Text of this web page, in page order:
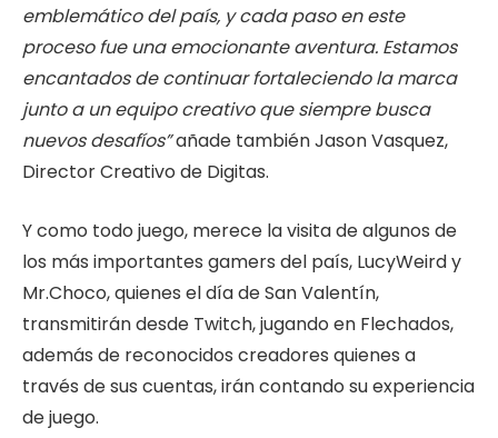
emblemático del país, y cada paso en este
proceso fue una emocionante aventura. Estamos
encantados de continuar fortaleciendo la marca
junto a un equipo creativo que siempre busca
nuevos desafíos”añade también Jason Vasquez,
Director Creativo de Digitas.
Y como todo juego, merece la visita de algunos de
los más importantes gamers del país, LucyWeird y
Mr.Choco, quienes el día de San Valentín,
transmitirán desde Twitch, jugando en Flechados,
además de reconocidos creadores quienes a
través de sus cuentas, irán contando su experiencia
de juego.